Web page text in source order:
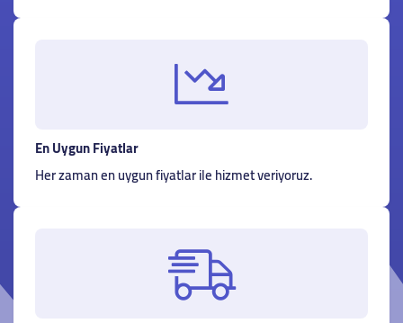
En Uygun Fiyatlar
Her zaman en uygun fiyatlar ile hizmet veriyoruz.